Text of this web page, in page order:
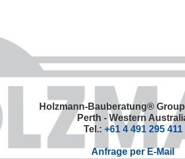
primary
navigation
main
content
primary
sidebar
footer
Holzmann-Bauberatung®
Perth - Western
Tel.: +61 4 491 295 411
Anfrage per E-Mail